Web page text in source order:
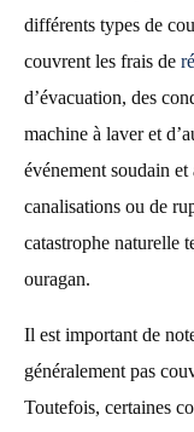
différents types de
couvrent les frais de
d’évacuation, des
machine à laver et
événement soudain et
canalisations ou de
catastrophe naturelle
ouragan.
Il est important de
généralement pas
Toutefois, certaines